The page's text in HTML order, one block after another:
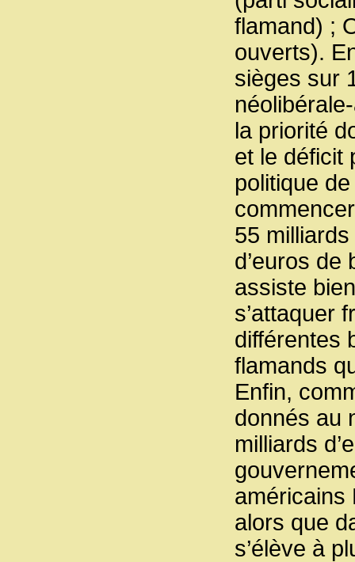
flamand) ;
ouverts).
sièges sur
la priorité
et le déficit
politique
55 milliards
d’euros de
assiste
s’attaquer
différentes
flamands
Enfin,
donnés au
milliards
américains
alors que
s’élève à